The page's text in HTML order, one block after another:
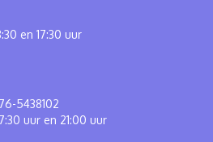
en 17:30 uur
5438102
uur en 21:00 uur